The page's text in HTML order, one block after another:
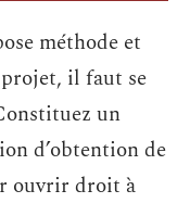
méthode et
il faut se
un
d’obtention de
ouvrir droit à